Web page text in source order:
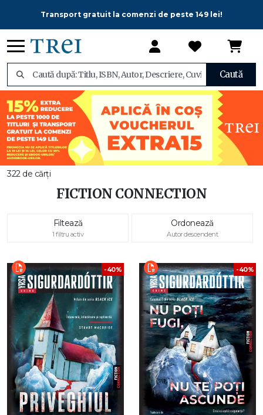
Transport gratuit la comenzi de peste 149 lei!
Caută
322 de cărți
FICTION CONNECTION
Filtează
1 filtru activ
Ordonează
Autor descendent
-40% -40%